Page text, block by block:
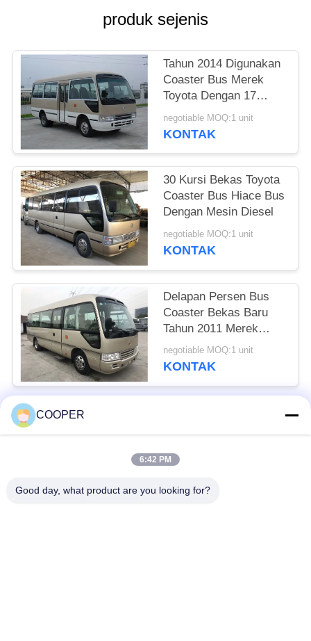
produk sejenis
Tahun 2014 Digunakan
Coaster Bus Merek
Toyota Dengan 17
Kursi Sertifikasi ISO
negotiable MOQ:1 unit
KONTAK
30 Kursi Bekas Toyota
Coaster Bus Hiace Bus
Dengan Mesin Diesel
negotiable MOQ:1 unit
KONTAK
Delapan Persen Bus
Coaster Bekas Baru
Tahun 2011 Merek
Toyota Dengan 13
Kursi
negotiable MOQ:1 unit
KONTAK
Bad Request
COOPER
6:42 PM
Good day, what product are you looking for?